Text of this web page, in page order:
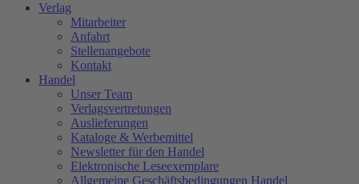
Verlag
Mitarbeiter
Anfahrt
Stellenangebote
Kontakt
Handel
Unser Team
Verlagsvertretungen
Auslieferungen
Kataloge & Werbemittel
Newsletter für den Handel
Elektronische Leseexemplare
Allgemeine Geschäftsbedingungen Handel